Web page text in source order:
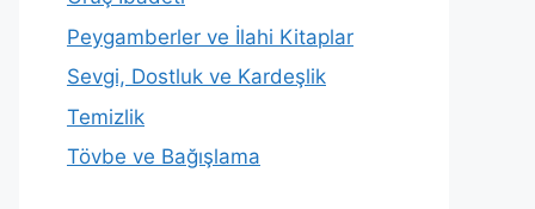
Peygamberler ve İlahi Kitaplar
Sevgi, Dostluk ve Kardeşlik
Temizlik
Tövbe ve Bağışlama